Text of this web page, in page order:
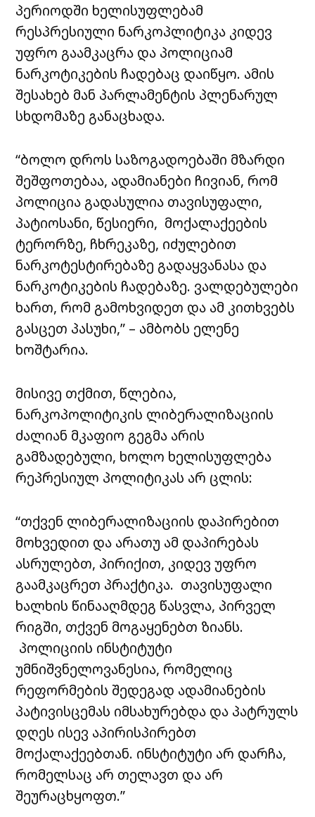
პერიოდში ხელისუფლებამ
რესპრესიული ნარკოპლიტიკა კიდევ
უფრო გაამკაცრა და პოლიციამ
ნარკოტიკების ჩადებაც დაიწყო. ამის
შესახებ მან პარლამენტის პლენარულ
სხდომაზე განაცხადა.
“ბოლო დროს საზოგადოებაში მზარდი
შეშფოთებაა, ადამიანები ჩივიან, რომ
პოლიცია გადასულია თავისუფალი,
პატიოსანი, წესიერი, მოქალაქეების
ტერორზე, ჩხრეკაზე, იძულებით
ნარკოტესტირებაზე გადაყვანასა და
ნარკოტიკების ჩადებაზე. ვალდებულები
ხართ, რომ გამოხვიდეთ და ამ კითხვებს
გასცეთ პასუხი,” – ამბობს ელენე
ხოშტარია.
მისივე თქმით, წლებია,
ნარკოპოლიტიკის ლიბერალიზაციის
ძალიან მკაფიო გეგმა არის
გამზადებული, ხოლო ხელისუფლება
რეპრესიულ პოლიტიკას არ ცლის:
“თქვენ ლიბერალიზაციის დაპირებით
მოხვედით და არათუ ამ დაპირებას
ასრულებთ, პირიქით, კიდევ უფრო
გაამკაცრეთ პრაქტიკა. თავისუფალი
ხალხის წინააღმდეგ წასვლა, პირველ
რიგში, თქვენ მოგაყენებთ ზიანს.
პოლიციის ინსტიტუტი
უმნიშვნელოვანესია, რომელიც
რეფორმების შედეგად ადამიანების
პატივისცემას იმსახურებდა და პატრულს
დღეს ისევ აპირისპირებთ
მოქალაქეებთან. ინსტიტუტი არ დარჩა,
რომელსაც არ თელავთ და არ
შეურაცხყოფთ.”